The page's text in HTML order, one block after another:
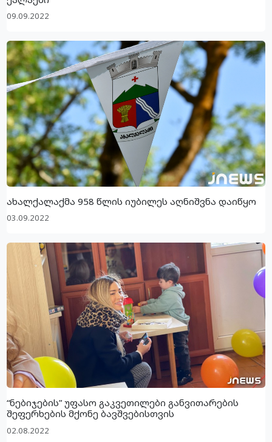
09.09.2022
ახალქალაქმა 958 წლის იუბილეს აღნიშვნა დაიწყო
03.09.2022
“ნებიჯების” უფასო გაკვეთილები განვითარების
შეფერხების მქონე ბავშვებისთვის
02.08.2022